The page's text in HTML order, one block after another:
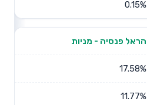
0.15%
הראל פנסיה - מניות
17.58%
11.77%